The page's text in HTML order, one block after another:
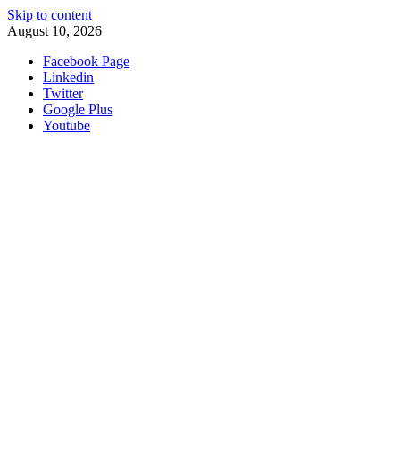
Skip to content
August 10, 2026
Facebook Page
Linkedin
Twitter
Google Plus
Youtube